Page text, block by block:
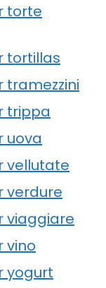
torte
tortillas
tramezzini
trippa
uova
vellutate
verdure
viaggiare
vino
yogurt